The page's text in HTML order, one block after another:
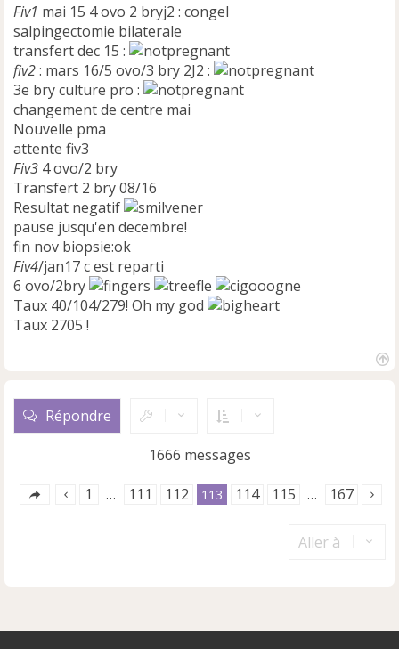
Fiv1 mai 15 4 ovo 2 bryj2 : congel
salpingectomie bilaterale
transfert dec 15 :
fiv2: mars 16/5 ovo/3 bry 2J2 :
3e bry culture pro :
changement de centre mai
Nouvelle pma
attente fiv3
Fiv3 4 ovo/2 bry
Transfert 2 bry 08/16
Resultat negatif
pause jusqu'en decembre!
fin nov biopsie:ok
Fiv4/jan17 c est reparti
6 ovo/2bry
Taux 40/104/279! Oh my god
Taux 2705 !
Répondre
1666 messages
1 … 111 112 113 114 115 … 167
Aller à